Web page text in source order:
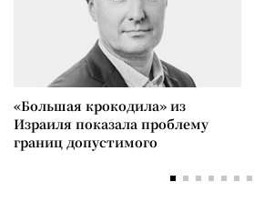
«Большая крокодила» из
Израиля показала проблему
границ допустимого